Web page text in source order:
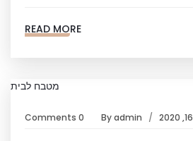
READ MORE
Byadmin
0 Comments